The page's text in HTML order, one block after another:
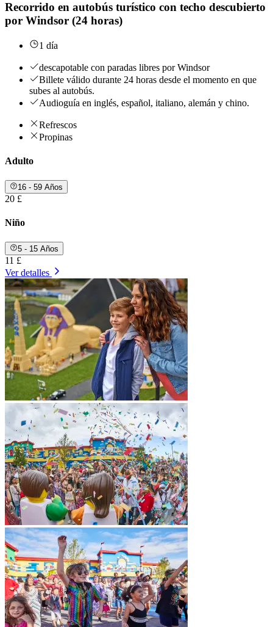
Recorrido en autobús turístico con techo descubierto
por Windsor (24 horas)
1 día
descapotable con paradas libres por Windsor
Billete válido durante 24 horas desde el momento en que
subes al autobús.
Audioguía en inglés, español, italiano, alemán y chino.
Refrescos
Propinas
Adulto
16 - 59 Años
20 £
Niño
5 - 15 Años
11 £
Ver detalles